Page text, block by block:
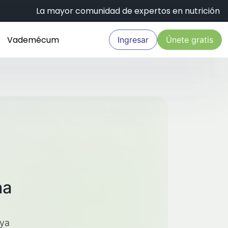
La mayor comunidad de expertos en nutrición
Vademécum Ingresar Únete gratis